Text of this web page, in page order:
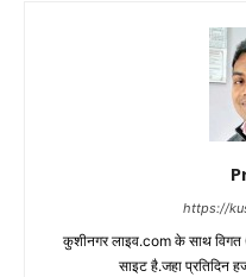
https://
कुशीनगर लाइव.com के साथ विगत
साइट है.जहा प्रतिदिन